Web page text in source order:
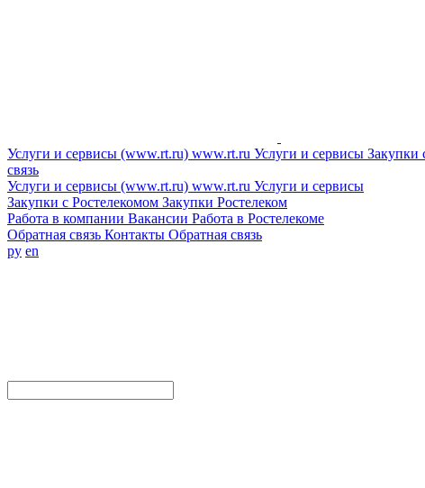
Услуги и сервисы (www.rt.ru) www.rt.ru Услуги и сервисы Закупки
связь
Услуги и сервисы (www.rt.ru) www.rt.ru Услуги и сервисы
Закупки с Ростелекомом Закупки Ростелеком
Работа в компании Вакансии Работа в Ростелекоме
Обратная связь Контакты Обратная связь
ру en